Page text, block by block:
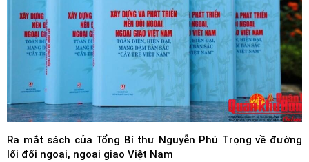
Ra mắt sách của Tổng Bí thư Nguyễn Phú Trọng về đường
lối đối ngoại, ngoại giao Việt Nam